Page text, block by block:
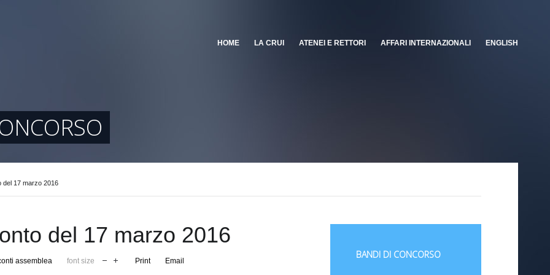
HOME LA CRUI ATENEI E RETTORI AFFARI INTERNAZIONALI ENGLISH
del 17 marzo 2016
del 17 marzo 2016
assemblea font size Print Email
BANDI DI CONCORSO